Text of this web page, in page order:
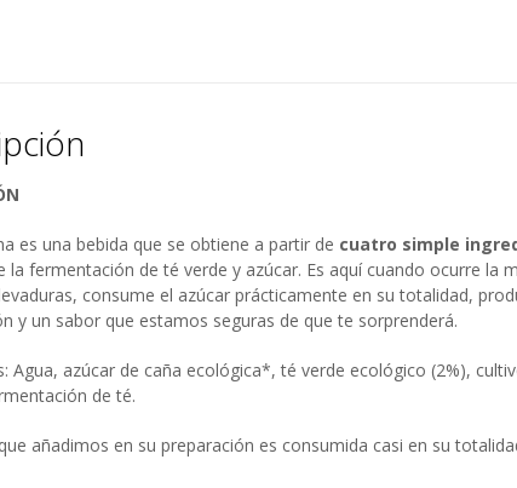
es una bebida que se obtiene a partir de cuatro simple
la fermentación de té verde y azúcar. Es aquí cuando ocurre la
consume el azúcar prácticamente en su totalidad,
y un sabor que estamos seguras de que te sorprenderá.
Agua, azúcar de caña ecológica*, té verde ecológico (2%),
de té.
añadimos en su preparación es consumida casi en su